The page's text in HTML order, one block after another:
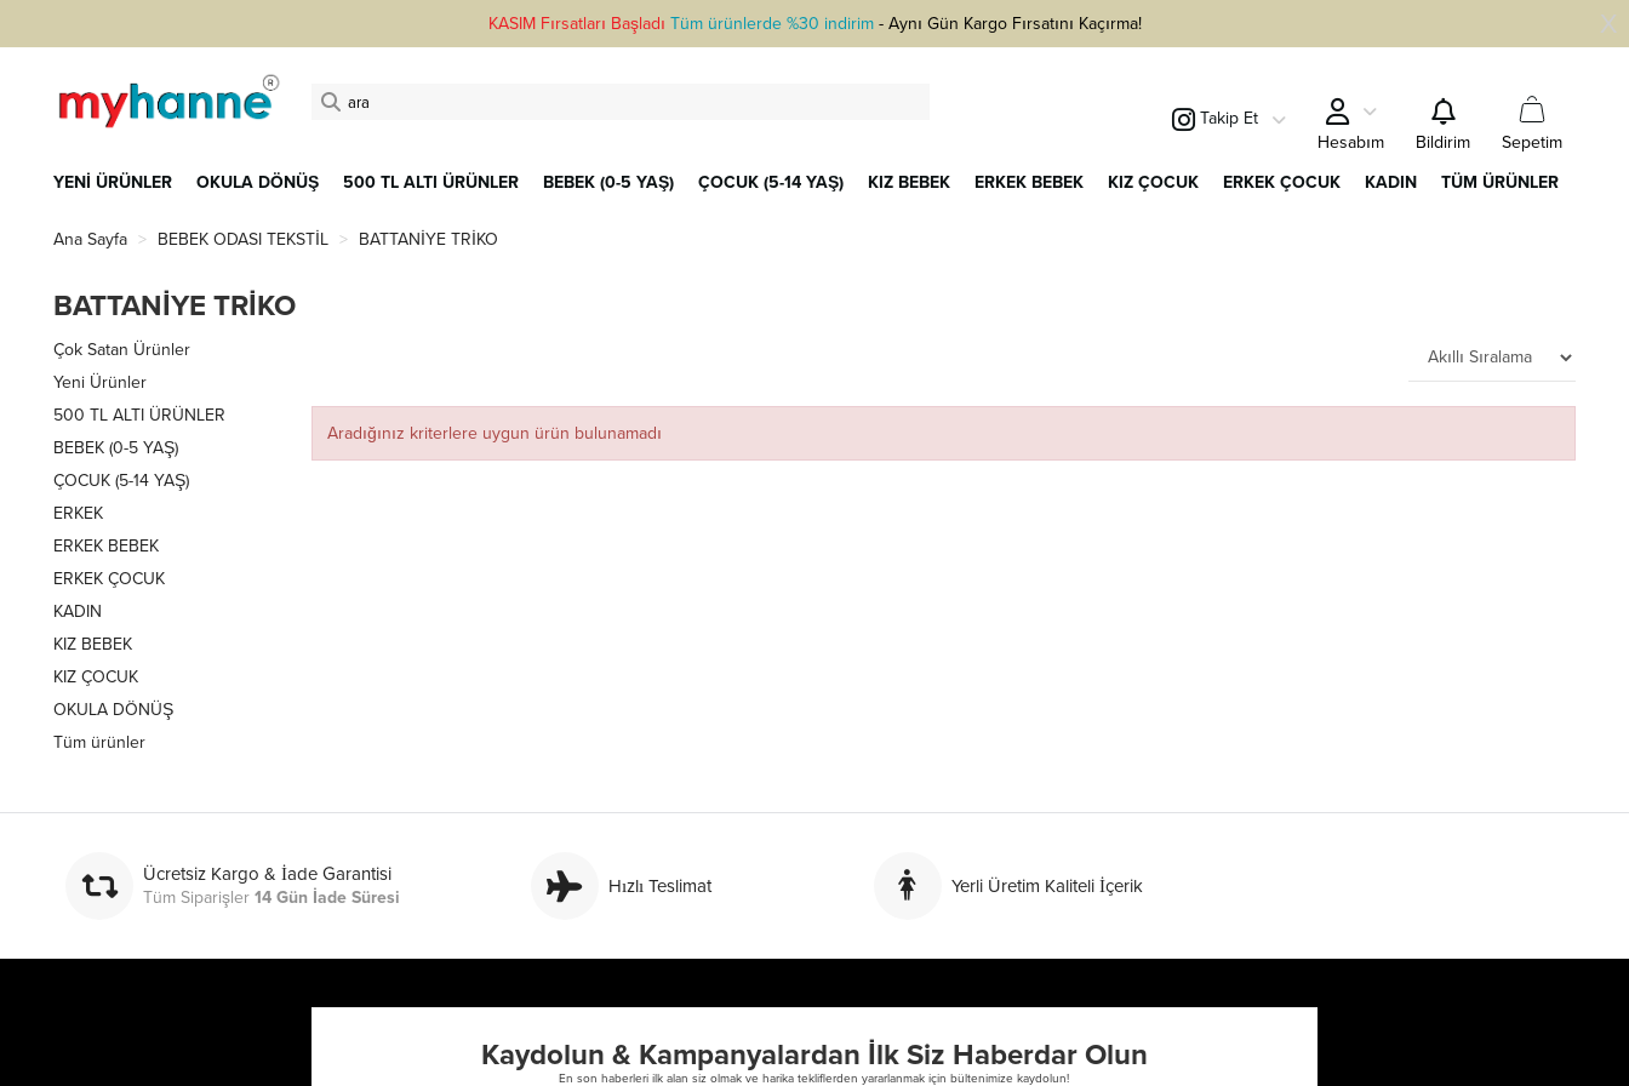
KASIM Fırsatları Başladı Tüm ürünlerde %30 indirim- Aynı Gün Kargo Fırsatını Kaçırma!
Takip Et
Hesabım
Bildirim
Sepetim
YENİ ÜRÜNLER
OKULA DÖNÜŞ 500 TL ALTI ÜRÜNLER BEBEK (0-5 YAŞ) ÇOCUK (5-14 YAŞ) KIZ BEBEK ERKEK BEBEK KIZ ÇOCUK ERKEK ÇOCUK KADIN TÜM ÜRÜNLER
Ana Sayfa BEBEK ODASI TEKSTİL BATTANİYE TRİKO
BATTANİYE TRİKO
Çok Satan Ürünler
Yeni Ürünler
500 TL ALTI ÜRÜNLER
BEBEK (0-5 YAŞ)
ÇOCUK (5-14 YAŞ)
ERKEK
ERKEK BEBEK
ERKEK ÇOCUK
KADIN
KIZ BEBEK
KIZ ÇOCUK
OKULA DÖNÜŞ
Tüm ürünler
Aradığınız kriterlere uygun ürün bulunamadı
Ücretsiz Kargo & İade Garantisi
Tüm Siparişler14 Gün İade Süresi Hızlı Teslimat Yerli Üretim Kaliteli İçerik
Kaydolun & Kampanyalardan İlk Siz Haberdar Olun
En son haberleri ilk alan siz olmak ve harika tekliflerden yararlanmak için bültenimize kaydolun!